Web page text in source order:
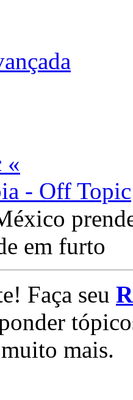
«
- Off Topic
em furto
Faça seu
mais.